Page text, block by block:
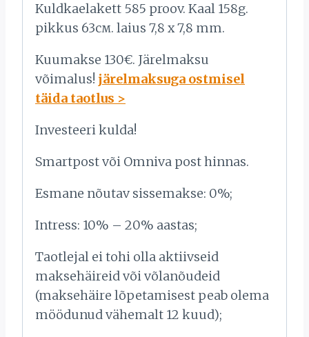
Kuldkaelakett 585 proov. Kaal 158g.
pikkus 63см. laius 7,8 x 7,8 mm.
Kuumakse 130€. Järelmaksu
võimalus! järelmaksuga ostmisel
täida taotlus >
Investeeri kulda!
Smartpost või Omniva post hinnas.
Esmane nõutav sissemakse: 0%;
Intress: 10% – 20% aastas;
Taotlejal ei tohi olla aktiivseid
maksehäireid või võlanõudeid
(maksehäire lõpetamisest peab olema
möödunud vähemalt 12 kuud);